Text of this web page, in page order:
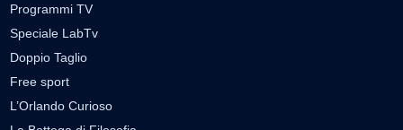
Programmi TV
Speciale LabTv
Doppio Taglio
Free sport
L’Orlando Curioso